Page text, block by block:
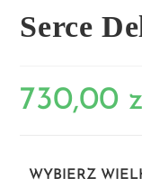
Serce
730,00
WYBIERZ